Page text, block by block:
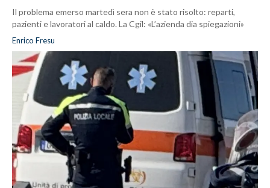
Il problema emerso martedì sera non è stato risolto: reparti,
pazienti e lavoratori al caldo. La Cgil: «L’azienda dia spiegazioni»
Enrico Fresu